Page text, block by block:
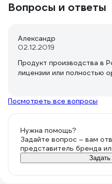
Вопросы и ответы
Александр
02.12.2019
Продукт производства в
лицензии или полностью
Посмотреть все вопросы
Нужна помощь?
Задайте вопрос – вам
представитель бренда
Задать